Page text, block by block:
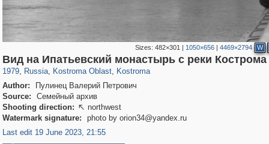
Sizes:482×301 | 1050×656 |4469×2794 W
Вид на Ипатьевский монастырь с реки Кострома
1979, Russia
1,407,714 29,262
, Kostroma Oblast
16,413 522
, Kostroma
11,845 372
Author:
Пулинец Валерий Петрович
Source:
Семейный архив
Shooting direction:  northwest
Watermark signature:
photo by orion34@yandex.ru
Last edit 19 June 2023, 21:55